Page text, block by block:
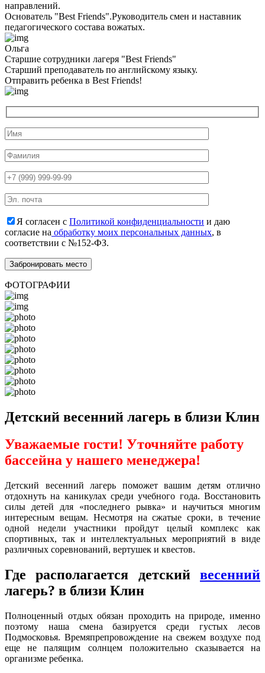
направлений.
Основатель "Best Friends".Руководитель смен и наставник
педагогического состава вожатых.
Ольга
Старшие сотрудники лагеря "Best Friends"
Cтарший преподаватель по английскому языку.
Отправить ребенка в Best Friends!
Я согласен с Политикой конфиденциальности и даю
согласие на обработку моих персональных данных, в
соответствии с №152-ФЗ.
ФОТОГРАФИИ
Детский весенний лагерь в близи Клин
Уважаемые гости! Уточняйте работу
бассейна у нашего менеджера!
Детский весенний лагерь поможет вашим детям отлично
отдохнуть на каникулах среди учебного года. Восстановить
силы детей для «последнего рывка» и научиться многим
интересным вещам. Несмотря на сжатые сроки, в течение
одной недели участники пройдут целый комплекс как
спортивных, так и интеллектуальных мероприятий в виде
различных соревнований, вертушек и квестов.
Где располагается детский весенний
лагерь? в близи Клин
Полноценный отдых обязан проходить на природе, именно
поэтому наша смена базируется среди густых лесов
Подмосковья. Времяпрепровождение на свежем воздухе под
еще не палящим солнцем положительно сказывается на
организме ребенка.